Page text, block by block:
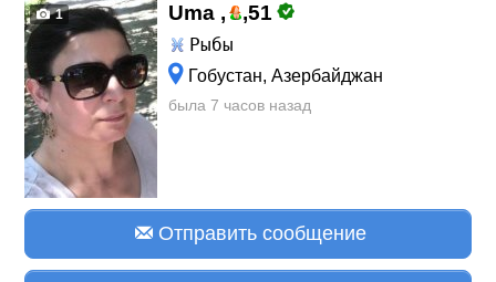
1 Uma , ,51
Рыбы
Гобустан, Азербайджан
была 7 часов назад
Отправить сообщение